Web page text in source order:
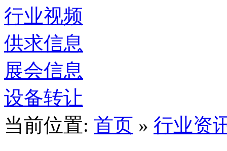
行业视频
供求信息
展会信息
设备转让
当前位置: 首页 » 行业资